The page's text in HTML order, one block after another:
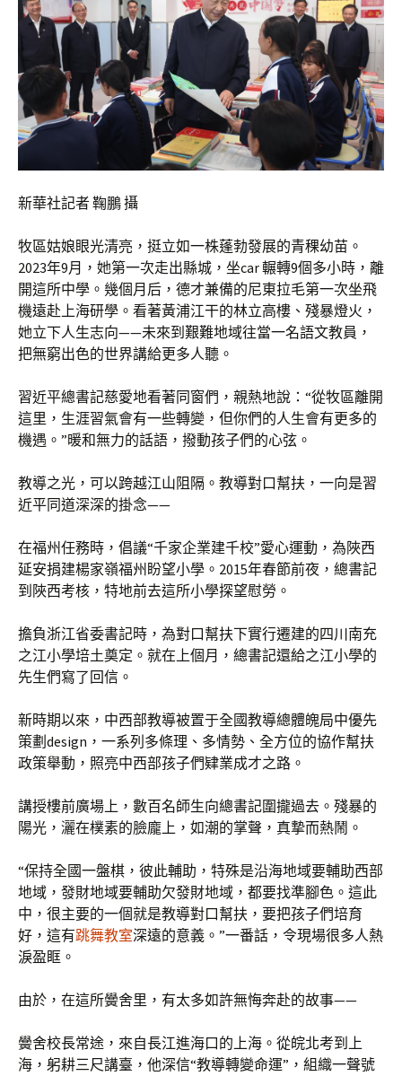
新華社記者 鞠鵬 攝
牧區姑娘眼光清亮，挺立如一株蓬勃發展的青稞幼苗。
2023年9月，她第一次走出縣城，坐car 輾轉9個多小時，離
開這所中學。幾個月后，德才兼備的尼東拉毛第一次坐飛
機遠赴上海研學。看著黃浦江干的林立高樓、殘暴燈火，
她立下人生志向——未來到艱難地域往當一名語文教員，
把無窮出色的世界講給更多人聽。
習近平總書記慈愛地看著同窗們，親熱地說：“從牧區離開
這里，生涯習氣會有一些轉變，但你們的人生會有更多的
機遇。”暖和無力的話語，撥動孩子們的心弦。
教導之光，可以跨越江山阻隔。教導對口幫扶，一向是習
近平同道深深的掛念——
在福州任務時，倡議“千家企業建千校”愛心運動，為陜西
延安捐建楊家嶺福州盼望小學。2015年春節前夜，總書記
到陜西考核，特地前去這所小學探望慰勞。
擔負浙江省委書記時，為對口幫扶下實行遷建的四川南充
之江小學培土奠定。就在上個月，總書記還給之江小學的
先生們寫了回信。
新時期以來，中西部教導被置于全國教導總體魄局中優先
策劃design，一系列多條理、多情勢、全方位的協作幫扶
政策舉動，照亮中西部孩子們肄業成才之路。
講授樓前廣場上，數百名師生向總書記圍攏過去。殘暴的
陽光，灑在樸素的臉龐上，如潮的掌聲，真摯而熱鬧。
“保持全國一盤棋，彼此輔助，特殊是沿海地域要輔助西部
地域，發財地域要輔助欠發財地域，都要找準腳色。這此
中，很主要的一個就是教導對口幫扶，要把孩子們培育
好，這有跳舞教室深遠的意義。”一番話，令現場很多人熱
淚盈眶。
由於，在這所黌舍里，有太多如許無悔奔赴的故事——
黌舍校長常途，來自長江進海口的上海。從皖北考到上
海，躬耕三尺講臺，他深信“教導轉變命運”，組織一聲號